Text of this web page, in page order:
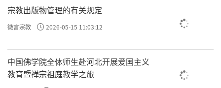
的“采香泾”已被泥土掩埋。在唐人的文学作
品中，馆娃宫依据山势而建，巍峨壮观，城墙
便于攻守。宫墙之内分布有主殿、别殿繁花似
锦，美不胜收。
宗教出版物管理的有关规定
微言宗教 2026-05-15 11:03:12
中国佛学院全体师生赴河北开展爱国主义
教育暨禅宗祖庭教学之旅